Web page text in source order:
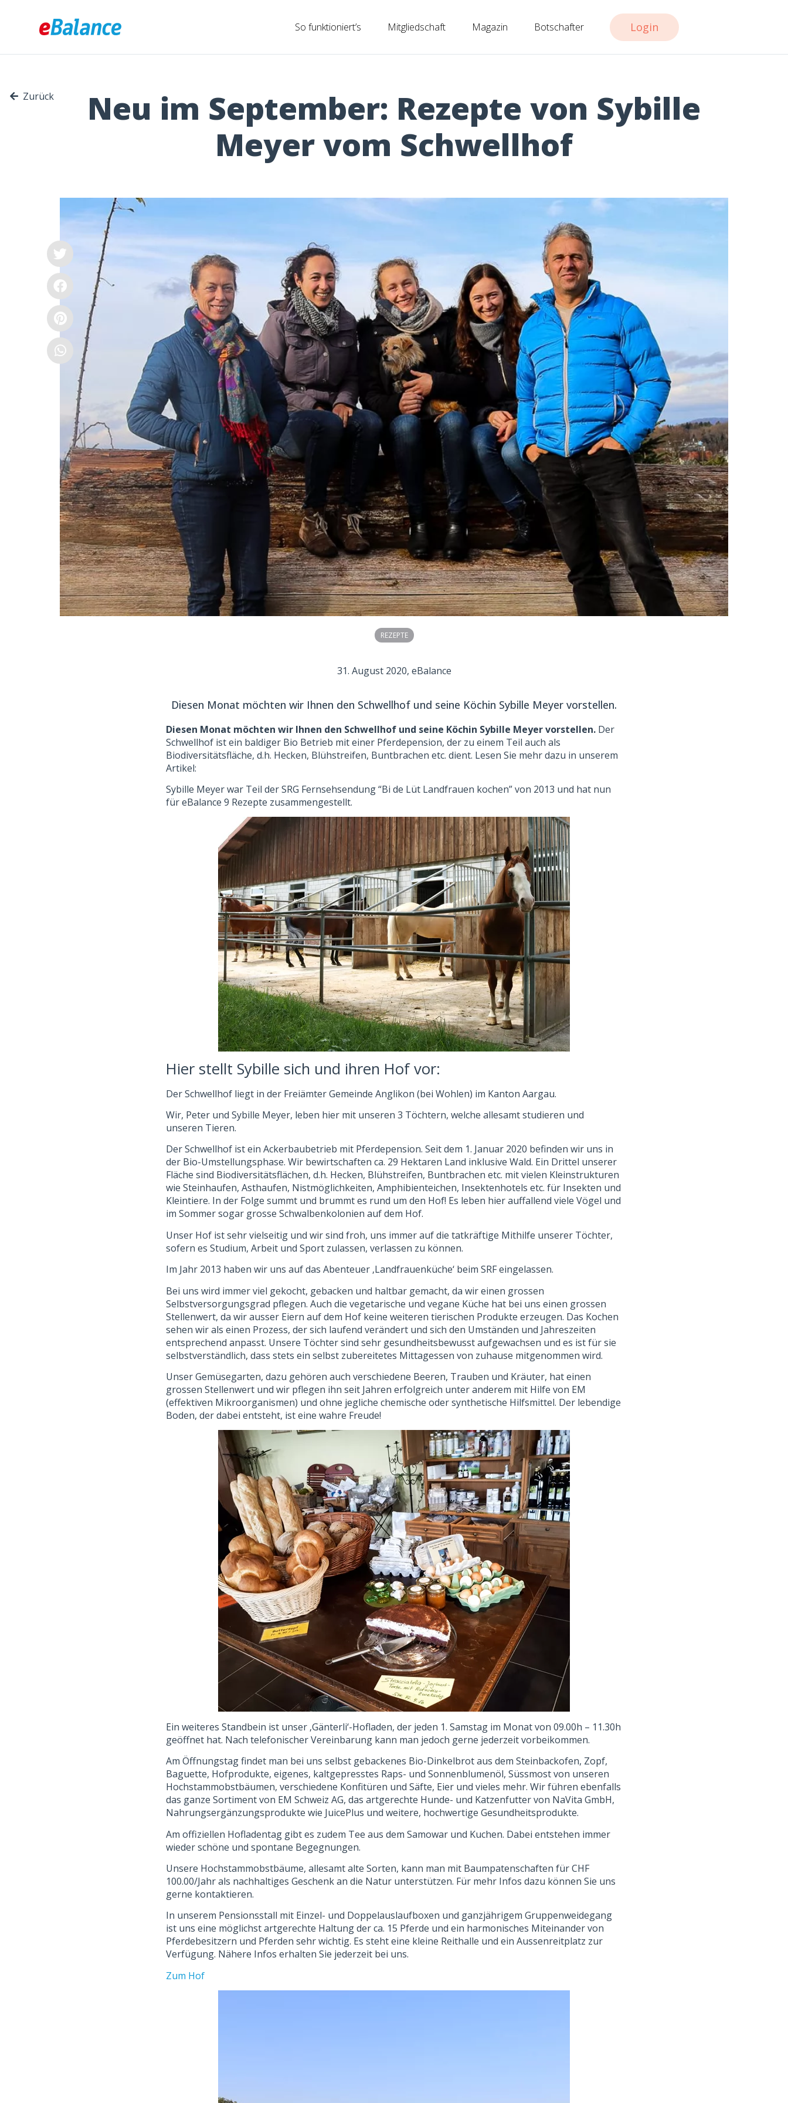
So funktioniert’s Mitgliedschaft Magazin Botschafter Login
Neu im September: Rezepte von Sybille
Meyer vom Schwellhof
Zurück
REZEPTE
31. August 2020, eBalance
Diesen Monat möchten wir Ihnen den Schwellhof und seine Köchin Sybille Meyer vorstellen.
Diesen Monat möchten wir Ihnen den Schwellhof und seine Köchin Sybille Meyer vorstellen. Der
Schwellhof ist ein baldiger Bio Betrieb mit einer Pferdepension, der zu einem Teil auch als
Biodiversitätsfläche, d.h. Hecken, Blühstreifen, Buntbrachen etc. dient. Lesen Sie mehr dazu in unserem
Artikel:
Sybille Meyer war Teil der SRG Fernsehsendung “Bi de Lüt Landfrauen kochen” von 2013 und hat nun
für eBalance 9 Rezepte zusammengestellt.
Hier stellt Sybille sich und ihren Hof vor:
Der Schwellhof liegt in der Freiämter Gemeinde Anglikon (bei Wohlen) im Kanton Aargau.
Wir, Peter und Sybille Meyer, leben hier mit unseren 3 Töchtern, welche allesamt studieren und
unseren Tieren.
Der Schwellhof ist ein Ackerbaubetrieb mit Pferdepension. Seit dem 1. Januar 2020 befinden wir uns in
der Bio-Umstellungsphase. Wir bewirtschaften ca. 29 Hektaren Land inklusive Wald. Ein Drittel unserer
Fläche sind Biodiversitätsflächen, d.h. Hecken, Blühstreifen, Buntbrachen etc. mit vielen Kleinstrukturen
wie Steinhaufen, Asthaufen, Nistmöglichkeiten, Amphibienteichen, Insektenhotels etc. für Insekten und
Kleintiere. In der Folge summt und brummt es rund um den Hof! Es leben hier auffallend viele Vögel und
im Sommer sogar grosse Schwalbenkolonien auf dem Hof.
Unser Hof ist sehr vielseitig und wir sind froh, uns immer auf die tatkräftige Mithilfe unserer Töchter,
sofern es Studium, Arbeit und Sport zulassen, verlassen zu können.
Im Jahr 2013 haben wir uns auf das Abenteuer ‚Landfrauenküche‘ beim SRF eingelassen.
Bei uns wird immer viel gekocht, gebacken und haltbar gemacht, da wir einen grossen
Selbstversorgungsgrad pflegen. Auch die vegetarische und vegane Küche hat bei uns einen grossen
Stellenwert, da wir ausser Eiern auf dem Hof keine weiteren tierischen Produkte erzeugen. Das Kochen
sehen wir als einen Prozess, der sich laufend verändert und sich den Umständen und Jahreszeiten
entsprechend anpasst. Unsere Töchter sind sehr gesundheitsbewusst aufgewachsen und es ist für sie
selbstverständlich, dass stets ein selbst zubereitetes Mittagessen von zuhause mitgenommen wird.
Unser Gemüsegarten, dazu gehören auch verschiedene Beeren, Trauben und Kräuter, hat einen
grossen Stellenwert und wir pflegen ihn seit Jahren erfolgreich unter anderem mit Hilfe von EM
(effektiven Mikroorganismen) und ohne jegliche chemische oder synthetische Hilfsmittel. Der lebendige
Boden, der dabei entsteht, ist eine wahre Freude!
Ein weiteres Standbein ist unser ‚Gänterli‘-Hofladen, der jeden 1. Samstag im Monat von 09.00h – 11.30h
geöffnet hat. Nach telefonischer Vereinbarung kann man jedoch gerne jederzeit vorbeikommen.
Am Öffnungstag findet man bei uns selbst gebackenes Bio-Dinkelbrot aus dem Steinbackofen, Zopf,
Baguette, Hofprodukte, eigenes, kaltgepresstes Raps- und Sonnenblumenöl, Süssmost von unseren
Hochstammobstbäumen, verschiedene Konfitüren und Säfte, Eier und vieles mehr. Wir führen ebenfalls
das ganze Sortiment von EM Schweiz AG, das artgerechte Hunde- und Katzenfutter von NaVita GmbH,
Nahrungsergänzungsprodukte wie JuicePlus und weitere, hochwertige Gesundheitsprodukte.
Am offiziellen Hofladentag gibt es zudem Tee aus dem Samowar und Kuchen. Dabei entstehen immer
wieder schöne und spontane Begegnungen.
Unsere Hochstammobstbäume, allesamt alte Sorten, kann man mit Baumpatenschaften für CHF
100.00/Jahr als nachhaltiges Geschenk an die Natur unterstützen. Für mehr Infos dazu können Sie uns
gerne kontaktieren.
In unserem Pensionsstall mit Einzel- und Doppelauslaufboxen und ganzjährigem Gruppenweidegang
ist uns eine möglichst artgerechte Haltung der ca. 15 Pferde und ein harmonisches Miteinander von
Pferdebesitzern und Pferden sehr wichtig. Es steht eine kleine Reithalle und ein Aussenreitplatz zur
Verfügung. Nähere Infos erhalten Sie jederzeit bei uns.
Zum Hof